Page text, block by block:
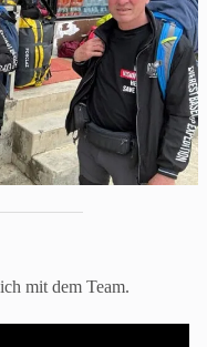
mit dem Team.